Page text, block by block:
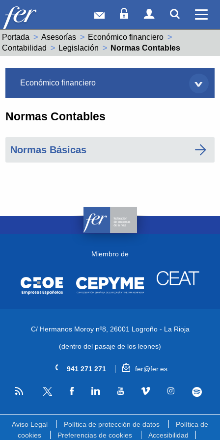
Correo webAcceso Socios
Acceso
Portada Asesorías
Económico financiero
Contabilidad
Legislación Actual:
Normas Contables
Económico financiero
Normas Contables
Normas Básicas
Miembro de
C/ Hermanos Moroy nº8, 26001 Logroño - La Rioja
(dentro del pasaje de los leones)
941 271 271 fer@fer.es
RSS
Aviso Legal Política de protección de datos
Política de
cookies
Preferencias de cookies Accesibilidad